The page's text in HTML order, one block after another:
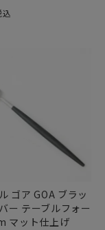
込
ゴア GOA ブラッ
ー テーブルフォー
マット仕上げ